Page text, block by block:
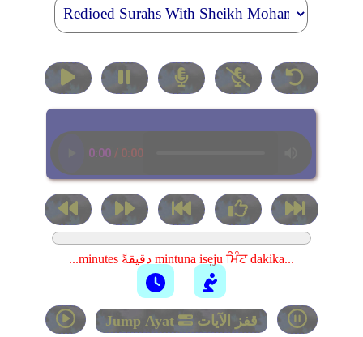
...minutes دقيقةً mintuna isẹju ਮਿੰਟ dakika...
Jump Ayat قفز الآيات